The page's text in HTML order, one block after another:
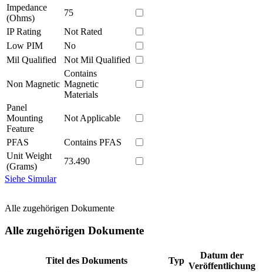
Impedance
(Ohms)
75
IP Rating
Not Rated
Low PIM
No
Mil Qualified
Not Mil Qualified
Non Magnetic
Contains
Magnetic
Materials
Panel
Mounting
Feature
Not Applicable
PFAS
Contains PFAS
Unit Weight
(Grams)
73.490
Siehe Simular
Alle zugehörigen Dokumente
Alle zugehörigen Dokumente
Titel des Dokuments Typ
Datum der
Veröffentlichung